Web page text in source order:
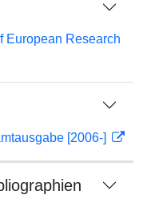
European Research
[2006-]